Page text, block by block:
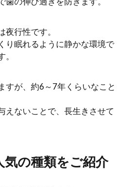
モットの毛並みが悪いなら
ルモットの毛並みが悪いという気
歯の伸び過ぎを防ぎます。
夜行性です。
り眠れるように静かな環境で
。
すが、約6～7年くらいなこと
えないことで、長生きさせて
気の種類をご紹介